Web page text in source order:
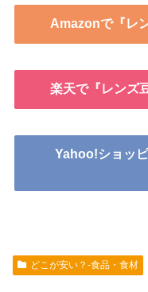
Amazonで『レ
楽天で『レンズ
Yahoo!ショッ
どこが安い？-食品・食材